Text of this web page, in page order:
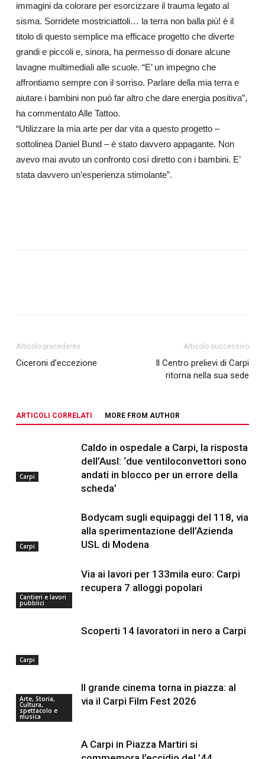
immagini da colorare per esorcizzare il trauma legato al
sisma. Sorridete mostriciattoli… la terra non balla più! è il
titolo di questo semplice ma efficace progetto che diverte
grandi e piccoli e, sinora, ha permesso di donare alcune
lavagne multimediali alle scuole. “E’ un impegno che
affrontiamo sempre con il sorriso. Parlare della mia terra e
aiutare i bambini non può far altro che dare energia positiva”,
ha commentato Alle Tattoo.
“Utilizzare la mia arte per dar vita a questo progetto –
sottolinea Daniel Bund – è stato davvero appagante. Non
avevo mai avuto un confronto così diretto con i bambini. E’
stata davvero un’esperienza stimolante”.
Articolo precedente
Ciceroni d’eccezione
Articolo successivo
Il Centro prelievi di Carpi
ritorna nella sua sede
ARTICOLI CORRELATI MORE FROM AUTHOR
Carpi
Caldo in ospedale a Carpi, la risposta
dell’Ausl: ‘due ventiloconvettori sono
andati in blocco per un errore della
scheda’
Carpi
Bodycam sugli equipaggi del 118, via
alla sperimentazione dell’Azienda
USL di Modena
Cantieri e lavori
pubblici
Via ai lavori per 133mila euro: Carpi
recupera 7 alloggi popolari
Carpi
Scoperti 14 lavoratori in nero a Carpi
Arte, Storia,
Cultura,
spettacolo e
musica
Il grande cinema torna in piazza: al
via il Carpi Film Fest 2026
A Carpi in Piazza Martiri si